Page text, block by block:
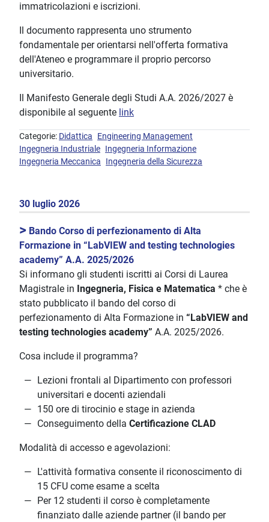
immatricolazioni e iscrizioni.
Il documento rappresenta uno strumento
fondamentale per orientarsi nell'offerta formativa
dell'Ateneo e programmare il proprio percorso
universitario.
Il Manifesto Generale degli Studi A.A. 2026/2027 è
disponibile al seguente link
Categorie: Didattica Engineering Management
Ingegneria Industriale Ingegneria Informazione
Ingegneria Meccanica Ingegneria della Sicurezza
30 luglio 2026
> Bando Corso di perfezionamento di Alta
Formazione in “LabVIEW and testing technologies
academy” A.A. 2025/2026
Si informano gli studenti iscritti ai Corsi di Laurea
Magistrale in Ingegneria, Fisica e Matematica * che è
stato pubblicato il bando del corso di
perfezionamento di Alta Formazione in “LabVIEW and
testing technologies academy” A.A. 2025/2026.
Cosa include il programma?
Lezioni frontali al Dipartimento con professori
universitari e docenti aziendali
150 ore di tirocinio e stage in azienda
Conseguimento della Certificazione CLAD
Modalità di accesso e agevolazioni:
L'attività formativa consente il riconoscimento di
15 CFU come esame a scelta
Per 12 studenti il corso è completamente
finanziato dalle aziende partner (il bando per